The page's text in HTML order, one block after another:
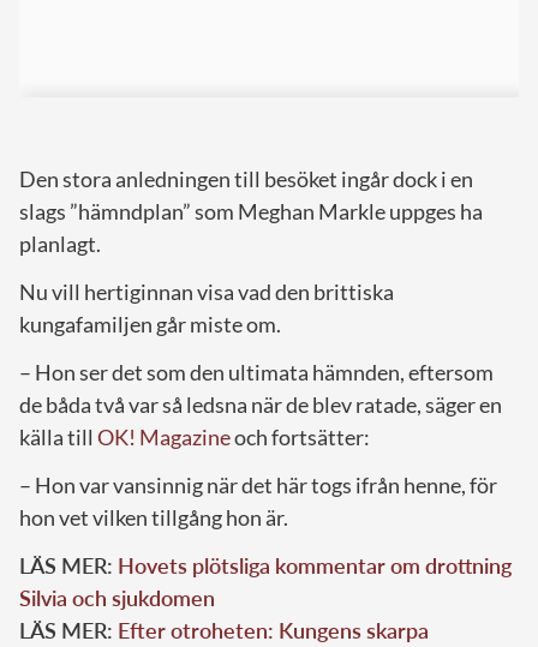
Den stora anledningen till besöket ingår dock i en
slags ”hämndplan” som Meghan Markle uppges ha
planlagt.
Nu vill hertiginnan visa vad den brittiska
kungafamiljen går miste om.
– Hon ser det som den ultimata hämnden, eftersom
de båda två var så ledsna när de blev ratade, säger en
källa till OK! Magazineoch fortsätter:
– Hon var vansinnig när det här togs ifrån henne, för
hon vet vilken tillgång hon är.
LÄS MER: Hovets plötsliga kommentar om drottning
Silvia och sjukdomen
LÄS MER: Efter otroheten: Kungens skarpa